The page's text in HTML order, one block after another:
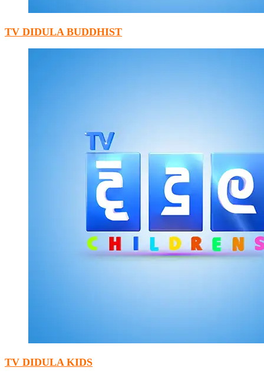
TV DIDULA BUDDHIST
TV DIDULA KIDS